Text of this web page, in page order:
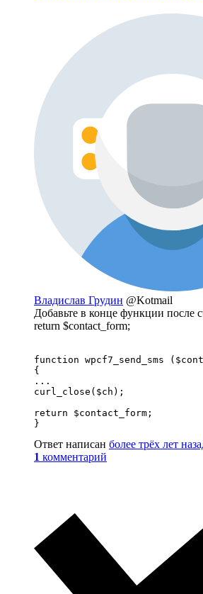
Владислав Грудин @Kotmail
Добавьте в конце функции после
return $contact_form;
function wpcf7_send_sms
{
...
curl_close($ch);
return $contact_form;
}
Ответ написан более трёх лет
1 комментарий